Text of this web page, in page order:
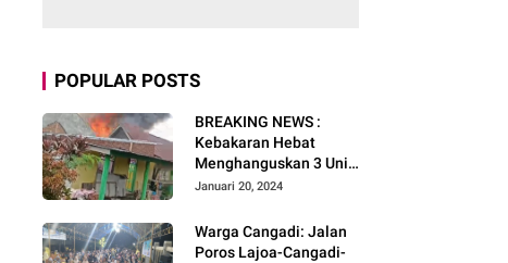
POPULAR POSTS
BREAKING NEWS :
Kebakaran Hebat
Menghanguskan 3 Unit
Rumah Di Jalan
Watansoppeng
Januari 20, 2024
Warga Cangadi: Jalan
Poros Lajoa-Cangadi-